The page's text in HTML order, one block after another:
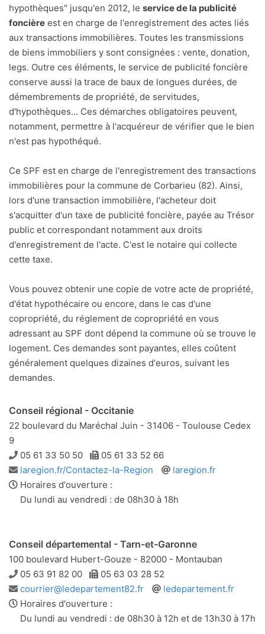
hypothèques" jusqu'en 2012, le service de la publicité
foncière est en charge de l'enregistrement des actes liés
aux transactions immobilières. Toutes les transmissions
de biens immobiliers y sont consignées : vente, donation,
legs. Outre ces éléments, le service de publicité foncière
conserve aussi la trace de baux de longues durées, de
démembrements de propriété, de servitudes,
d'hypothèques... Ces démarches obligatoires peuvent,
notamment, permettre à l'acquéreur de vérifier que le bien
n'est pas hypothéqué.
Ce SPF est en charge de l'enregistrement des transactions
immobilières pour la commune de Corbarieu (82). Ainsi,
lors d'une transaction immobilière, l'acheteur doit
s'acquitter d'un taxe de publicité foncière, payée au Trésor
public et correspondant notamment aux droits
d'enregistrement de l'acte. C'est le notaire qui collecte
cette taxe.
Vous pouvez obtenir une copie de votre acte de propriété,
d'état hypothécaire ou encore, dans le cas d'une
copropriété, du réglement de copropriété en vous
adressant au SPF dont dépend la commune où se trouve le
logement. Ces demandes sont payantes, elles coûtent
généralement quelques dizaines d'euros, suivant les
demandes.
Conseil régional - Occitanie
22 boulevard du Maréchal Juin - 31406 - Toulouse Cedex
9
Téléphone
05 61 33 50 50 Télécopie
05 61 33 52 66
Adresse
e-
mail
laregion.fr/Contactez-la-Region
Site
laregion.fr
Horaires d'ouverture :
Du lundi au vendredi : de 08h30 à 18h
Conseil départemental - Tarn-et-Garonne
100 boulevard Hubert-Gouze - 82000 - Montauban
Téléphone
05 63 91 82 00 Télécopie
05 63 03 28 52
Adresse
e-
mail
courrier@ledepartement82.fr
Site
ledepartement.fr
Horaires d'ouverture :
Du lundi au vendredi : de 08h30 à 12h et de 13h30 à 17h